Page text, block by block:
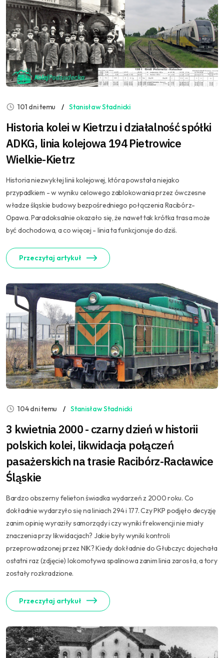
101 dni temu Stanisław Stadnicki
Historia kolei w Kietrzu i działalność spółki
ADKG, linia kolejowa 194 Pietrowice
Wielkie-Kietrz
Historia niezwykłej linii kolejowej, która powstała niejako
przypadkiem - w wyniku celowego zablokowania przez ówczesne
władze śląskie budowy bezpośredniego połączenia Racibórz-
Opawa. Paradoksalnie okazało się, że nawet tak krótka trasa może
być dochodowa, a co więcej - linia ta funkcjonuje do dziś.
Przeczytaj artykuł
104 dni temu Stanisław Stadnicki
3 kwietnia 2000 - czarny dzień w historii
polskich kolei, likwidacja połączeń
pasażerskich na trasie Racibórz-Racławice
Śląskie
Bardzo obszerny felieton świadka wydarzeń z 2000 roku. Co
dokładnie wydarzyło się na liniach 294 i 177. Czy PKP podjęło decyzję
zanim opinię wyraziły samorządy i czy wyniki frekwencji nie miały
znaczenia przy likwidacjach? Jakie były wyniki kontroli
przeprowadzonej przez NIK? Kiedy dokładnie do Głubczyc dojechała
ostatni raz (zdjęcie) lokomotywa spalinowa zanim linia zarosła, a tory
zostały rozkradzione.
Przeczytaj artykuł